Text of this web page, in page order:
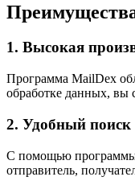
1. Высокая
Программа MailDex
обработке данных, вы
2. Удобный
С помощью программы
отправитель,